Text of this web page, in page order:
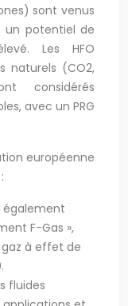
sont venus
un potentiel de
Les HFO
naturels (CO2,
considérés
avec un PRG
européenne
également
F-Gas »,
gaz à effet de
fluides